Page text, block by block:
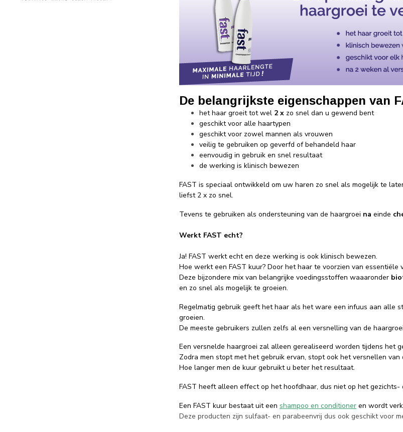
De belangrijkste eigenschappen van
het haar groeit tot wel 2 x zo snel dan u gewend bent
geschikt voor alle haartypen
geschikt voor zowel mannen als vrouwen
veilig te gebruiken op geverfd of behandeld haar
eenvoudig in gebruik en snel resultaat
de werking is klinisch bewezen
FAST is speciaal ontwikkeld om uw haren zo snel als mogelijk te
liefst 2 x zo snel.
Tevens te gebruiken als ondersteuning van de haargroei na einde
Werkt FAST echt?
Ja! FAST werkt echt en deze werking is ook klinisch bewezen.
Hoe werkt een FAST kuur? Door het haar te voorzien van
Deze bijzondere mix van belangrijke voedingsstoffen waaaronder
en zo snel als mogelijk te groeien.
Regelmatig gebruik geeft het haar als het ware een infuus aan alle
groeien.
De meeste gebruikers zullen zelfs al een versnelling van de
Een versnelde haargroei zal alleen gerealiseerd worden tijdens het
Zodra men stopt met het gebruik ervan, stopt ook het versnellen van
Hoe langer men de kuur gebruikt u beter het resultaat.
FAST heeft alleen effect op het hoofdhaar, dus niet op het gezichts-
Een FAST kuur bestaat uit een shampoo en conditioner en wordt
Deze producten zijn sulfaat- en parabeenvrij dus ook geschikt voor